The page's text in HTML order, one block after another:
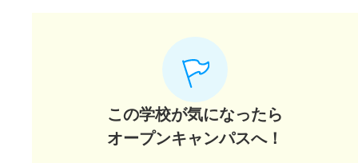
この学校が気になったら
オープンキャンパスへ！